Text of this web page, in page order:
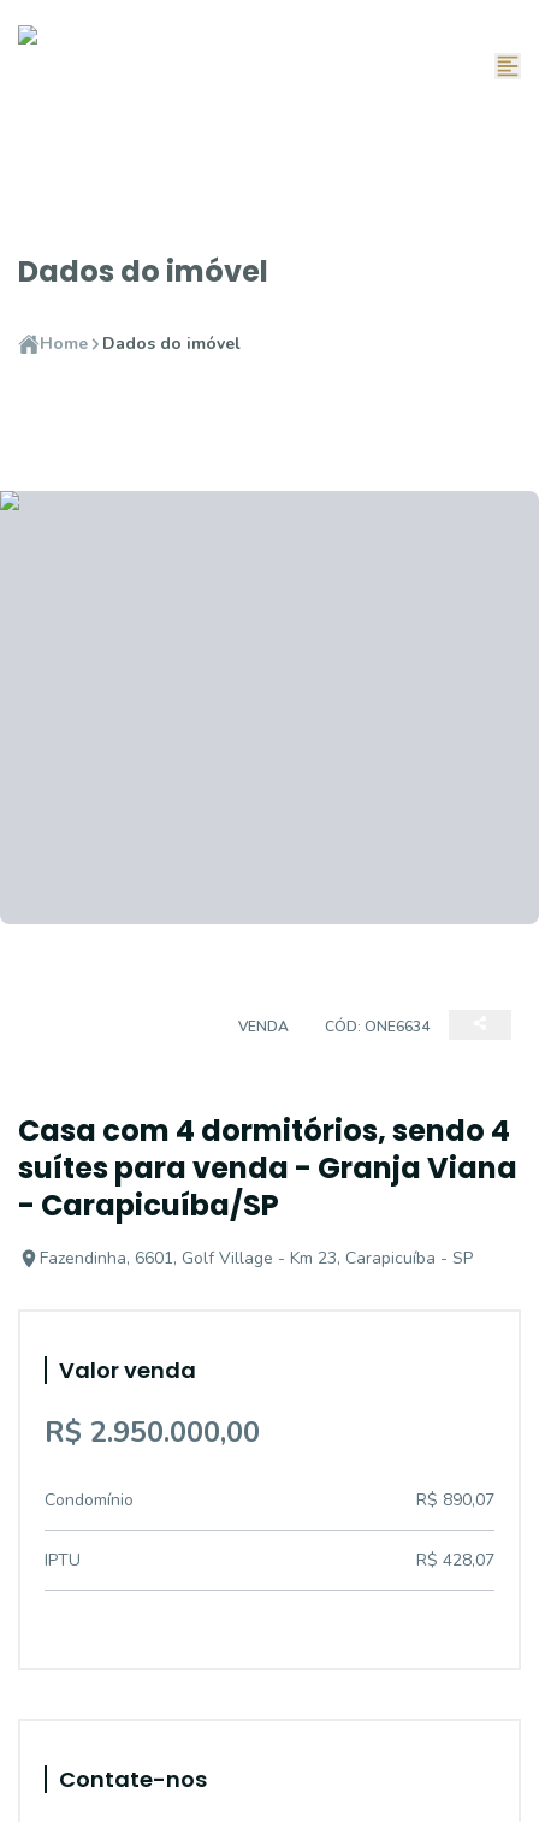
Dados do imóvel
Home Dados do imóvel
VENDA CÓD: ONE6634
Casa com 4 dormitórios, sendo 4
suítes para venda - Granja Viana
- Carapicuíba/SP
Fazendinha, 6601, Golf Village - Km 23, Carapicuíba - SP
Valor venda
R$ 2.950.000,00
Condomínio R$ 890,07
IPTU R$ 428,07
Contate-nos